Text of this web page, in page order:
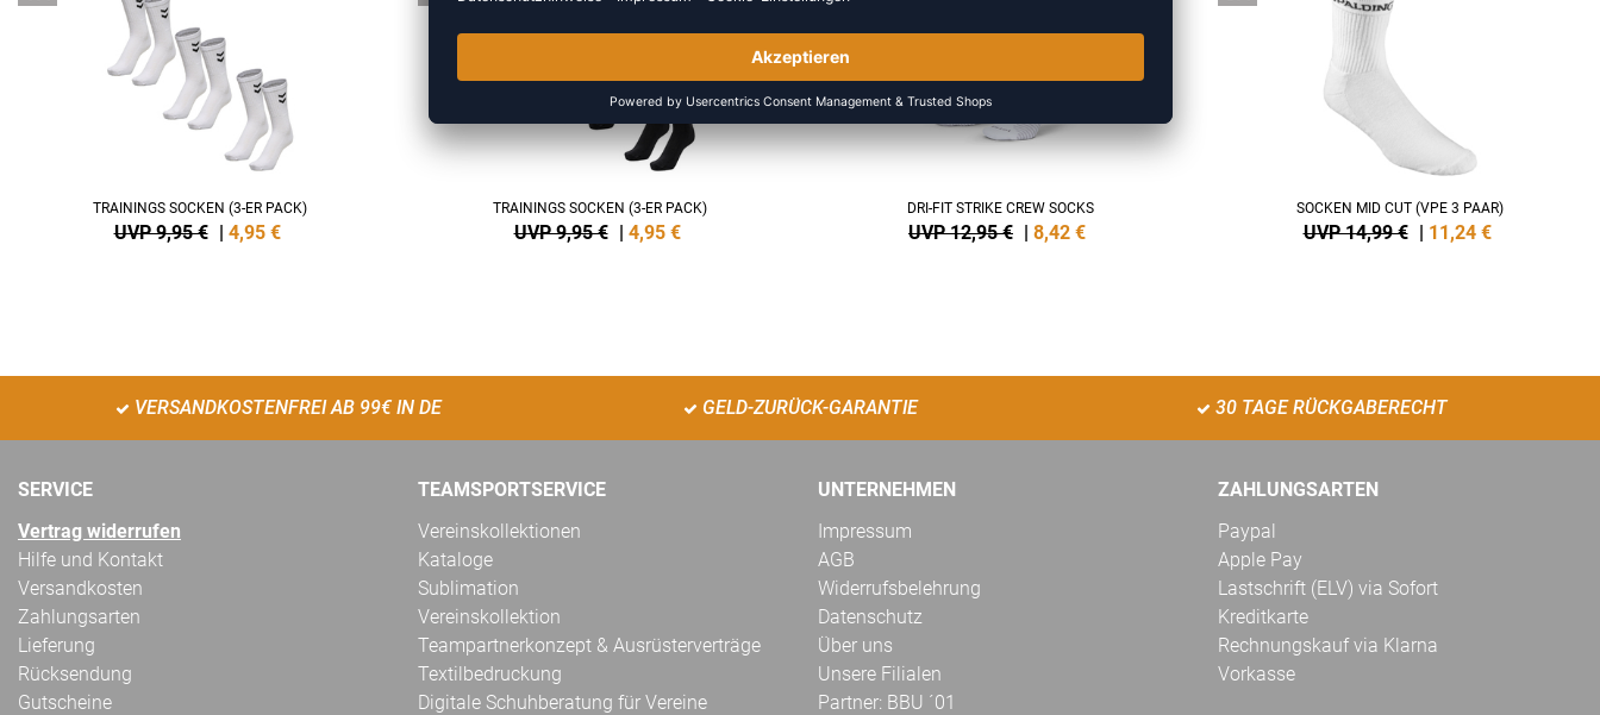
TRAININGS SOCKEN (3-ER PACK)
UVP 9,95 € | 4,95 €
TRAININGS SOCKEN (3-ER PACK)
UVP 9,95 € | 4,95 €
DRI-FIT STRIKE CREW SOCKS
UVP 12,95 € | 8,42 €
SOCKEN MID CUT (VPE 3 PAAR)
UVP 14,99 € | 11,24 €
VERSANDKOSTENFREI AB 99€ IN DE GELD-ZURÜCK-GARANTIE 30 TAGE RÜCKGABERECHT
SERVICE
Vertrag widerrufen
Hilfe und Kontakt
Versandkosten
Zahlungsarten
Lieferung
Rücksendung
Gutscheine
TEAMSPORTSERVICE
Vereinskollektionen
Kataloge
Sublimation
Vereinskollektion
Teampartnerkonzept & Ausrüsterverträge
Textilbedruckung
Digitale Schuhberatung für Vereine
UNTERNEHMEN
Impressum
AGB
Widerrufsbelehrung
Datenschutz
Über uns
Unsere Filialen
Partner: BBU ´01
ZAHLUNGSARTEN
Paypal
Apple Pay
Lastschrift (ELV) via Sofort
Kreditkarte
Rechnungskauf via Klarna
Vorkasse